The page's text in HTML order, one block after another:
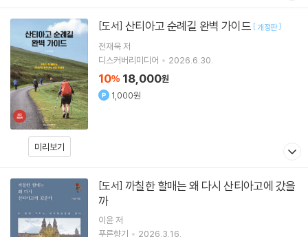
미리보기
[도서] 산티아고 순례길 완벽 가이드 [개정판]
전재욱저
디스커버리미디어
2026.6.30.
10% 18,000원
1,000원
[도서]
까
이윤저
푸른향기
2026.3.16.